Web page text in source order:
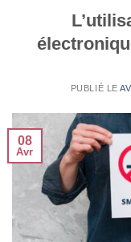
PUBLIÉ LE
08
Avr